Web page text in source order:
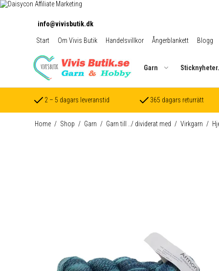
info@vivisbutik.dk
Start Om Vivis Butik Handelsvillkor Ångerblankett Blogg
Garn
2 – 5 dagars leveranstid 365 dagars returrätt
Home / Shop / Garn / Garn till ../ dividerat med / Virkgarn /